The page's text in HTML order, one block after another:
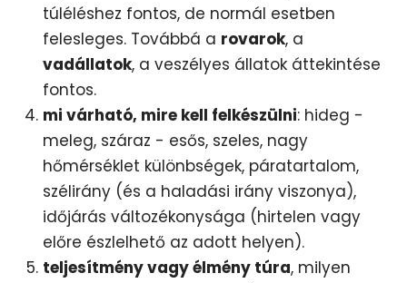
túléléshez fontos, de normál esetben
felesleges. Továbbá a rovarok, a
vadállatok, a veszélyes állatok áttekintése
fontos.
mi várható, mire kell felkészülni: hideg -
meleg, száraz - esős, szeles, nagy
hőmérséklet különbségek, páratartalom,
szélirány (és a haladási irány viszonya),
időjárás változékonysága (hirtelen vagy
előre észlelhető az adott helyen).
teljesítmény vagy élmény túra, milyen